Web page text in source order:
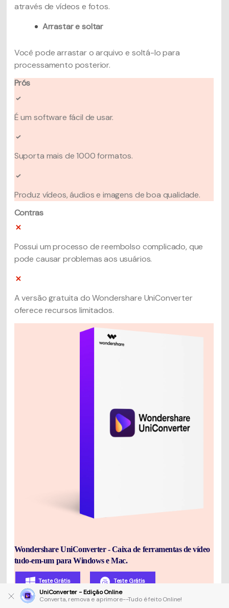
através de vídeos e fotos.
Arrastar e soltar
Você pode arrastar o arquivo e soltá-lo para
processamento posterior.
Prós
É um software fácil de usar.
Suporta mais de 1000 formatos.
Produz vídeos, áudios e imagens de boa qualidade.
Contras
Possui um processo de reembolso complicado, que
pode causar problemas aos usuários.
A versão gratuita do Wondershare UniConverter
oferece recursos limitados.
Wondershare UniConverter - Caixa de ferramentas de vídeo
tudo-em-um para Windows e Mac.
Teste Grátis Teste Grátis
Segurança verificada.4,585,164 pessoas já
UniConverter - Edição Online
Converta, remova e aprimore--Tudo é feito Online!